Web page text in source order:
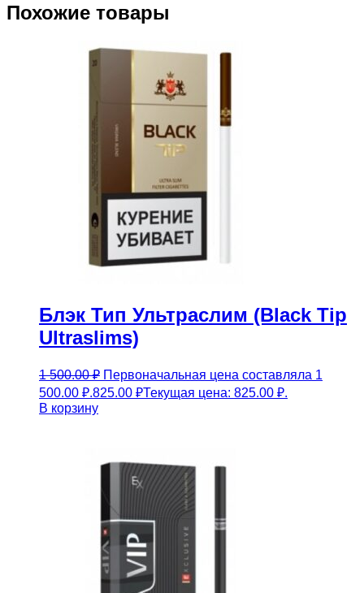
Похожие товары
Блэк Тип Ультраслим (Black Tip
Ultraslims)
1 500.00₽ Первоначальная цена составляла 1
500.00 ₽.825.00 ₽Текущая цена: 825.00 ₽.
В корзину